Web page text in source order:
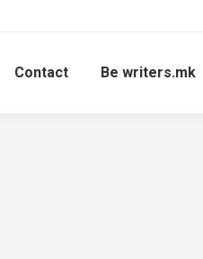
Contact Be writers.mk